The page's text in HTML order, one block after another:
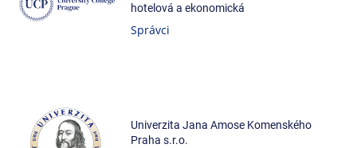
hotelová a ekonomická
Správci
Univerzita Jana Amose Komenského
Praha s.r.o.